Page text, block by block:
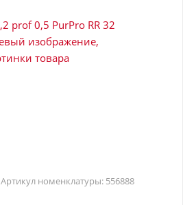
Артикул номенклатуры: 556888